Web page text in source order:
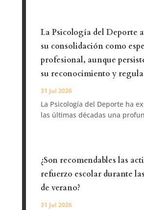
La Psicología del Deporte
su consolidación como
profesional, aunque
su reconocimiento y
31 Jul 2026
La Psicología del Deporte ha
las últimas décadas una
¿Son recomendables las
refuerzo escolar durante
de verano?
31 Jul 2026